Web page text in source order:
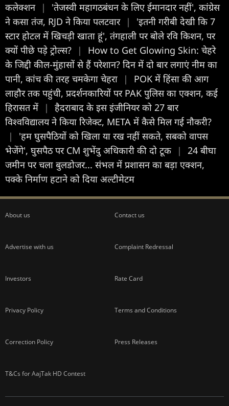
कलेक्‍शन |
'तेजस्वी महागठबंधन के लिए ईमानदार नहीं', कांग्रेस
ने कसा तंज, RJD ने किया पलटवार |
'इतनी गरीबी देखी कि 7
स्टार होटल में खिचड़ी खाता हूं', तंगहाली पर बोले रवि किशन, पर
क्यों पीछे पड़े ट्रोल्स?
|
How to Get Glowing Skin: चेहरे
के जिद्दी कील-मुंहासों से हैं परेशान? दिन में दो बार लगाएं नीम का
पानी, कांच की तरह चमकेगा चेहरा
|
POK में हिंसा की आग
लाहौर तक पहुंची, प्रदर्शनकारियों पर PAK पुलिस का एक्शन, कई
हिरासत में
|
हैदराबाद के इस इंजीनियर को 27 बार
विश्वविद्यालय ने किया रिजेक्ट, META में कैसे मिल गई नौकरी?
|
'हम घुसपैठियों को खिला या रख नहीं सकते, सबको वापस
भेजेंगे', घुसपैठ पर CM शुभेंदु अधिकारी की दो टूक
|
24 बीघा
जमीन पर चला बुलडोजर... संभल में प्रशासन का बड़ा एक्शन,
पक्के निर्माण हटाने को दिया अल्टीमेटम
About us Contact us
Advertise with us Complaint Redressal
Investors Rate Card
Privacy Policy Terms and Conditions
Correction Policy Press Releases
T&Cs for AajTak HD Contest